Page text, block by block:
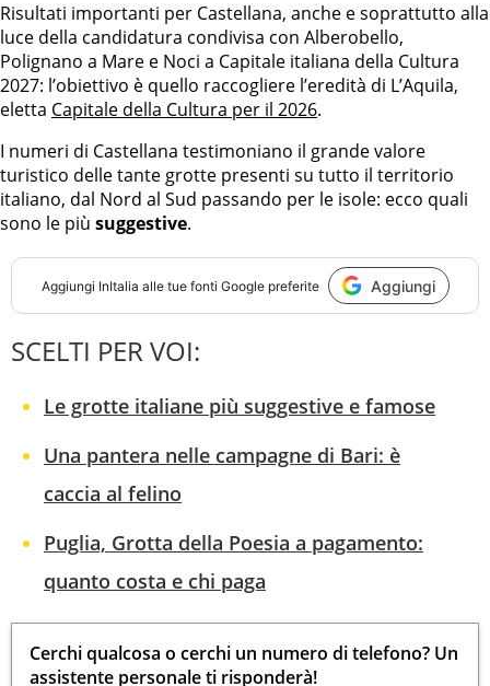
Risultati importanti per Castellana, anche e soprattutto alla
luce della candidatura condivisa con Alberobello,
Polignano a Mare e Noci a Capitale italiana della Cultura
2027: l’obiettivo è quello raccogliere l’eredità di L’Aquila,
eletta Capitale della Cultura per il 2026.
I numeri di Castellana testimoniano il grande valore
turistico delle tante grotte presenti su tutto il territorio
italiano, dal Nord al Sud passando per le isole: ecco quali
sono le più suggestive.
Aggiungi InItalia alle tue fonti Google preferite Aggiungi
SCELTI PER VOI:
Le grotte italiane più suggestive e famose
Una pantera nelle campagne di Bari: è
caccia al felino
Puglia, Grotta della Poesia a pagamento:
quanto costa e chi paga
Cerchi qualcosa o cerchi un numero di telefono? Un
assistente personale ti risponderà!